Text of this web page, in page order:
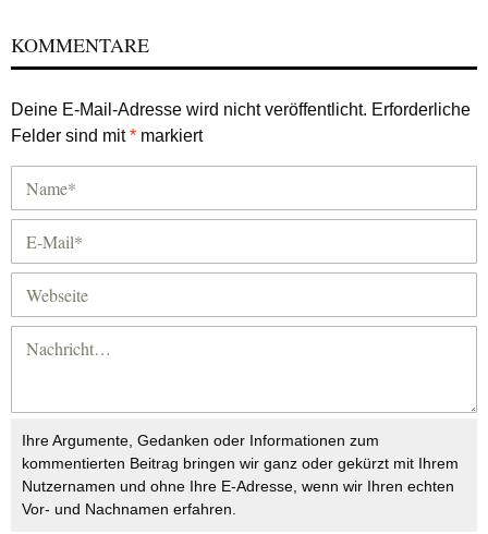
KOMMENTARE
Deine E-Mail-Adresse wird nicht veröffentlicht. Erforderliche
Felder sind mit* markiert
Ihre Argumente, Gedanken oder Informationen zum
kommentierten Beitrag bringen wir ganz oder gekürzt mit Ihrem
Nutzernamen und ohne Ihre E-Adresse, wenn wir Ihren echten
Vor- und Nachnamen erfahren.